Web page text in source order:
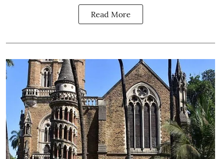
Read More